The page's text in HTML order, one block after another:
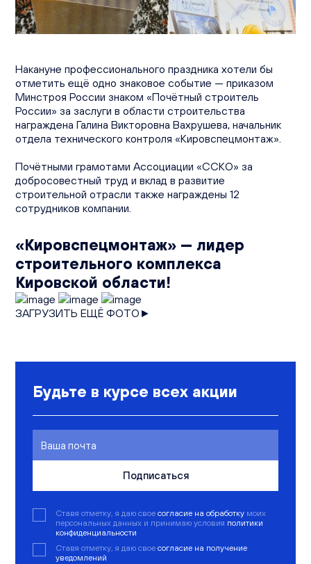
Вакансии
Офисы продаж
Контакты
Накануне профессионального праздника хотели бы
отметить ещё одно знаковое событие — приказом
Минстроя России знаком «Почётный строитель
России» за заслуги в области строительства
награждена Галина Викторовна Вахрушева, начальник
отдела технического контроля «Кировспецмонтаж».
Почётными грамотами Ассоциации «ССКО» за
добросовестный труд и вклад в развитие
строительной отрасли также награждены 12
сотрудников компании.
«Кировспецмонтаж» — лидер
строительного комплекса
Кировской области!
ЗАГРУЗИТЬ ЕЩЁ ФОТО►
Будьте в курсе всех акции
Подписаться
Ставя отметку, я даю свое согласие на обработку моих
персональных данных и принимаю условия политики
конфиденциальности
Ставя отметку, я даю свое согласие на получение
уведомлений